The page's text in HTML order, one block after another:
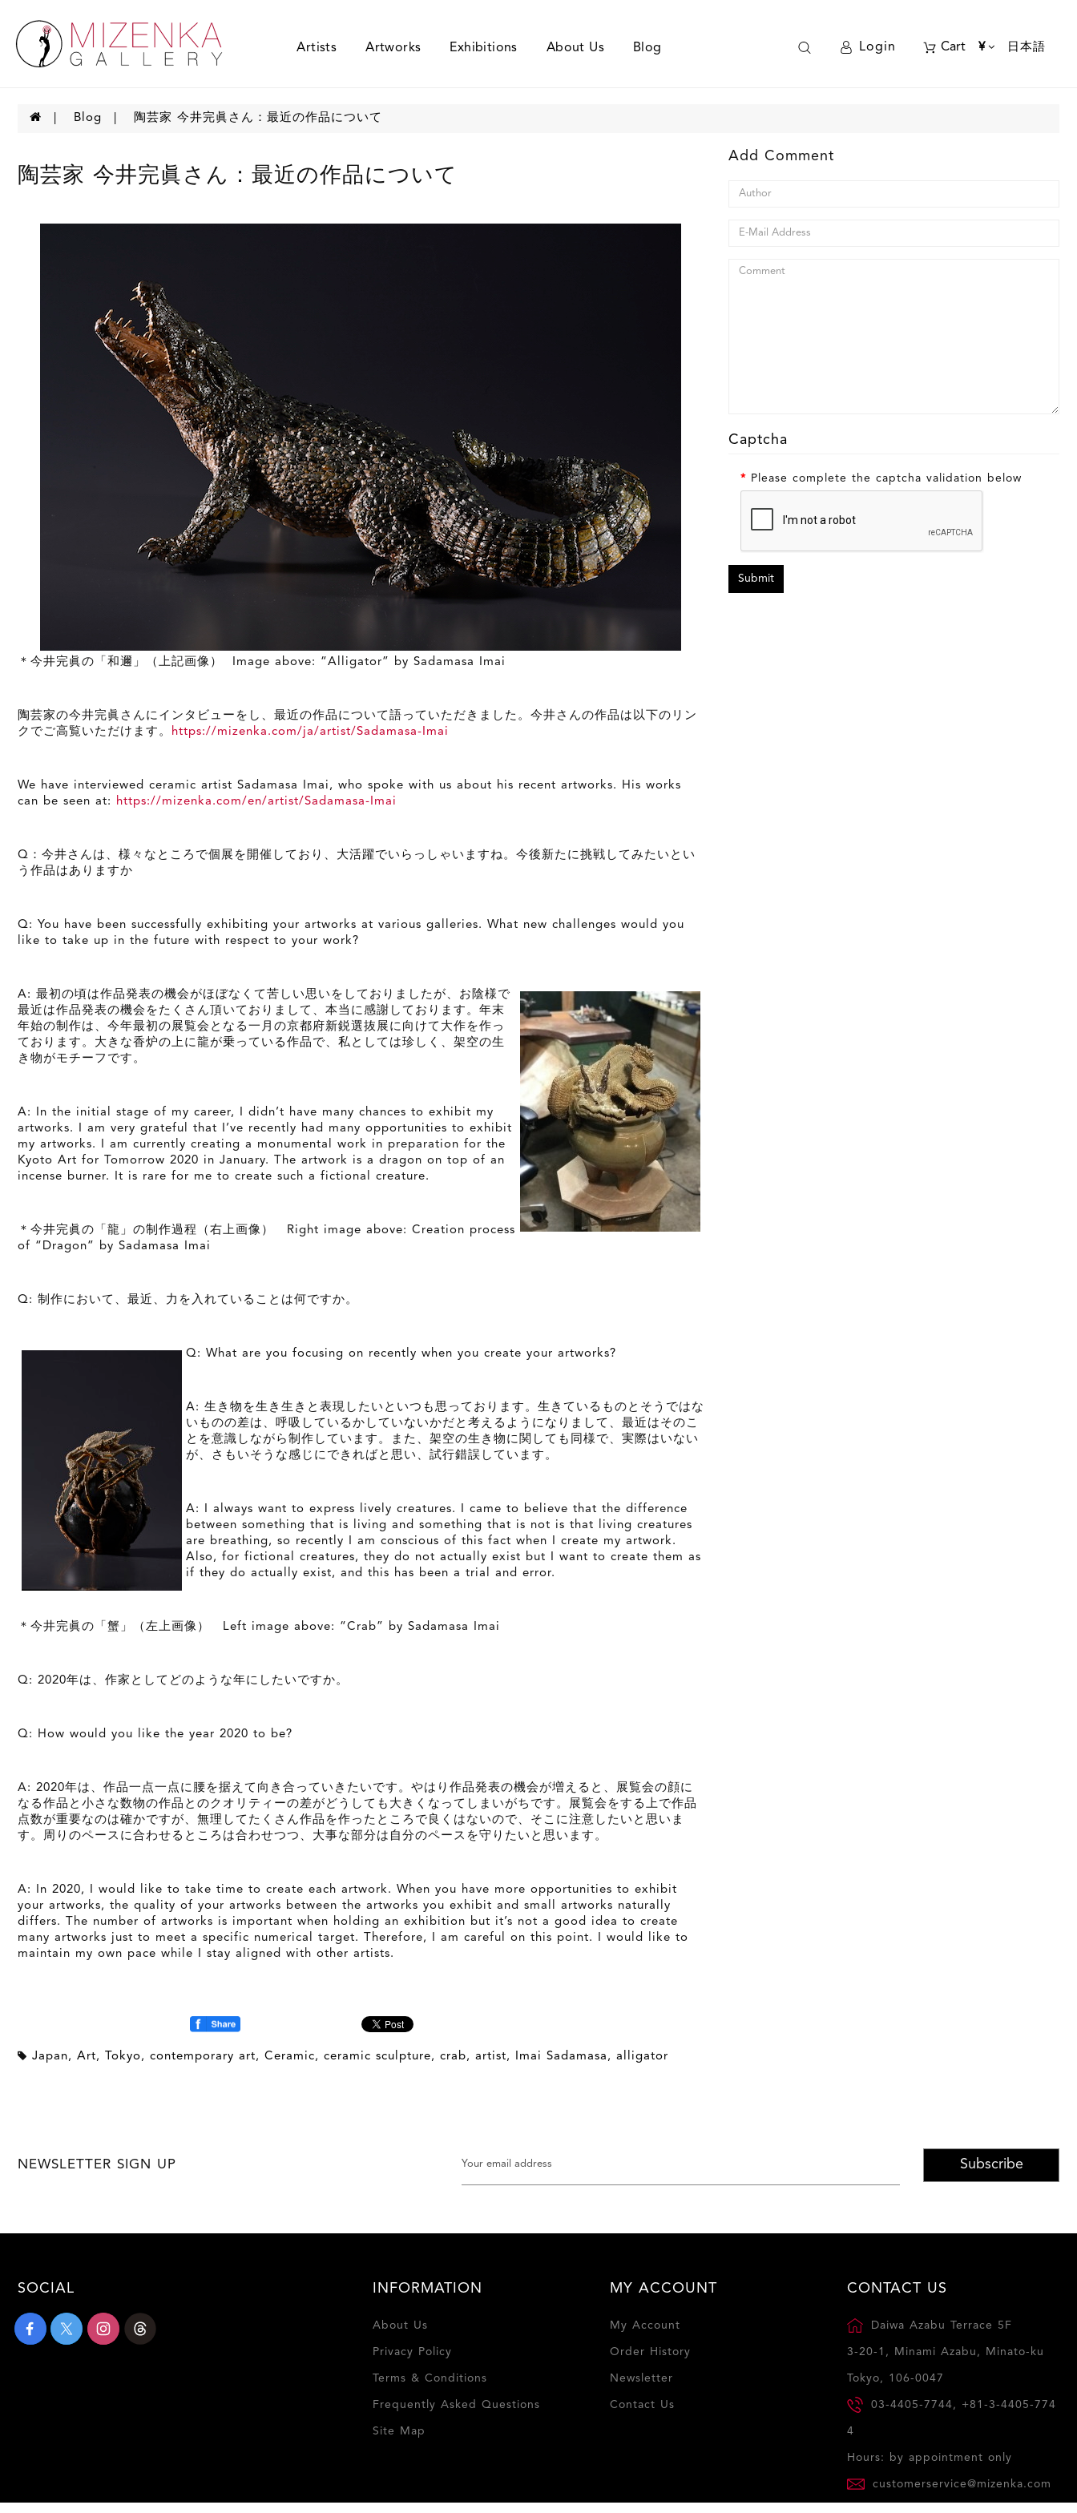
Artists Artworks Exhibitions About Us Blog Login Cart ¥ 日本語
Blog 陶芸家 今井完眞さん：最近の作品について
陶芸家 今井完眞さん：最近の作品について
＊今井完眞の「和邇」（上記画像） Image above: “Alligator” by Sadamasa Imai
陶芸家の今井完眞さんにインタビューをし、 最近の作品について語っていただきました。 今井さんの作品は以下のリン
クでご高覧いただけます。
https://mizenka.com/ja/artist/Sadamasa-Imai
We have interviewed ceramic artist Sadamasa Imai, who spoke with us about his recent artworks. His works
can be seen at:
https://mizenka.com/en/artist/Sadamasa-Imai
Q：今井さんは、様々なところで個展を開催しており、大活躍でいらっしゃいますね。今後新たに挑戦してみたいとい
う作品はありますか
Q: You have been successfully exhibiting your artworks at various galleries. What new challenges would you
like to take up in the future with respect to your work?
A: 最初の頃は作品発表の機会がほぼなくて苦しい思いをしておりましたが、お陰様で
最近は作品発表の機会をたくさん頂いておりまして、本当に感謝しております。年末
年始の制作は、今年最初の展覧会となる一月の京都府新鋭選抜展に向けて大作を作っ
ております。大きな香炉の上に龍が乗っている作品で、私としては珍しく、架空の生
き物がモチーフです。
A: In the initial stage of my career, I didn’t have many chances to exhibit my
artworks. I am very grateful that I’ve recently had many opportunities to exhibit
my artworks. I am currently creating a monumental work in preparation for the
Kyoto Art for Tomorrow 2020 in January. The artwork is a dragon on top of an
incense burner. It is rare for me to create such a fictional creature.
＊今井完眞の「龍」の制作過程（右上画像） Right image above: Creation process
of “Dragon” by Sadamasa Imai
Q: 制作において、最近、力を入れていることは何ですか。
Q: What are you focusing on recently when you create your artworks?
A: 生き物を生き生きと表現したいといつも思っております。生きているものとそうではな
いものの差は、呼吸しているかしていないかだと考えるようになりまして、最近はそのこ
とを意識しながら制作しています。また、架空の生き物に関しても同様で、実際はいない
が、さもいそうな感じにできればと思い、試行錯誤しています。
A: I always want to express lively creatures. I came to believe that the difference
between something that is living and something that is not is that living creatures
are breathing, so recently I am conscious of this fact when I create my artwork.
Also, for fictional creatures, they do not actually exist but I want to create them as
if they do actually exist, and this has been a trial and error.
＊今井完眞の「蟹」（左上画像） Left image above: “Crab” by Sadamasa Imai
Q: 2020年は、作家としてどのような年にしたいですか。
Q: How would you like the year 2020 to be?
A: 2020年は、作品一点一点に腰を据えて向き合っていきたいです。やはり作品発表の機会が増えると、展覧会の顔に
なる作品と小さな数物の作品とのクオリティーの差がどうしても大きくなってしまいがちです。展覧会をする上で作品
点数が重要なのは確かですが、無理してたくさん作品を作ったところで良くはないので、そこに注意したいと思いま
す。周りのペースに合わせるところは合わせつつ、大事な部分は自分のペースを守りたいと思います。
A: In 2020, I would like to take time to create each artwork. When you have more opportunities to exhibit
your artworks, the quality of your artworks between the artworks you exhibit and small artworks naturally
differs. The number of artworks is important when holding an exhibition but it’s not a good idea to create
many artworks just to meet a specific numerical target. Therefore, I am careful on this point. I would like to
maintain my own pace while I stay aligned with other artists.
Add Comment
Captcha
Please complete the captcha validation below
Japan, Art, Tokyo, contemporary art, Ceramic, ceramic sculpture, crab, artist, Imai Sadamasa , alligator
NEWSLETTER SIGN UP Subscribe
SOCIAL INFORMATION
About Us
Privacy Policy
Terms & Conditions
Frequently Asked Questions
Site Map
MY ACCOUNT
My Account
Order History
Newsletter
Contact Us
CONTACT US
Daiwa Azabu Terrace 5F
3-20-1, Minami Azabu, Minato-ku
Tokyo, 106-0047
03-4405-7744, +81-3-4405-774
4
Hours: by appointment only
customerservice@mizenka.com